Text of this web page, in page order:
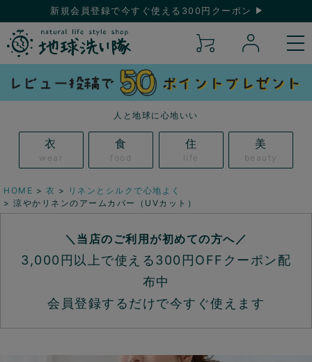
新規会員登録で今すぐ使える300円クーポン
人と地球に心地いい
衣
wear
食
food
住
life
美
beauty
HOME 衣
リネンとシルクで心地よく
涼やかリネンのアームカバー（UVカット）
＼当店のご利用が初めての方へ／
3,000円以上で使える300円OFFクーポン配
布中
会員登録するだけで今すぐ使えます